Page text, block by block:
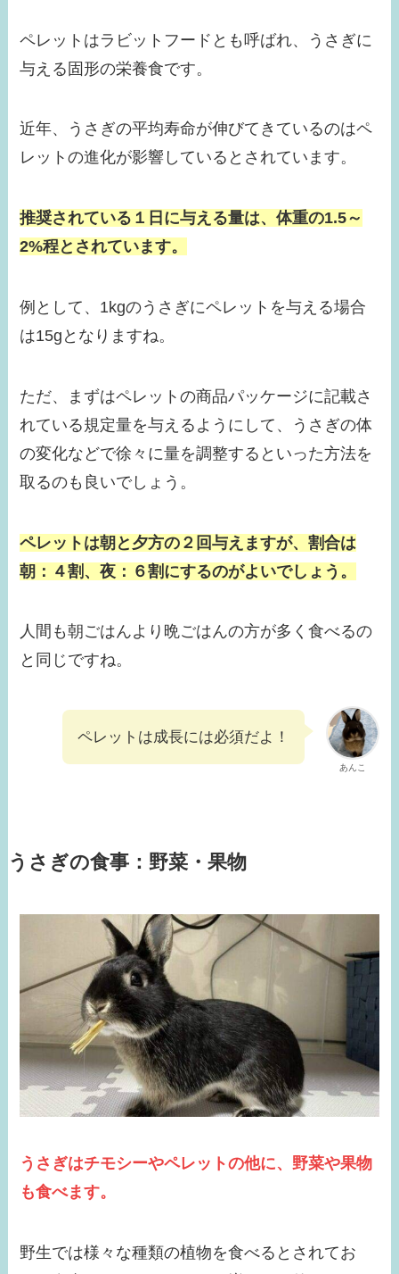
ペレットはラビットフードとも呼ばれ、うさぎに
与える固形の栄養食です。
近年、うさぎの平均寿命が伸びてきているのはペ
レットの進化が影響しているとされています。
推奨されている１日に与える量は、体重の1.5～
2%程とされています。
例として、1kgのうさぎにペレットを与える場合
は15gとなりますね。
ただ、まずはペレットの商品パッケージに記載さ
れている規定量を与えるようにして、うさぎの体
の変化などで徐々に量を調整するといった方法を
取るのも良いでしょう。
ペレットは朝と夕方の２回与えますが、割合は
朝：４割、夜：６割にするのがよいでしょう。
人間も朝ごはんより晩ごはんの方が多く食べるの
と同じですね。
あんこ
ペレットは成長には必須だよ！
うさぎの食事：野菜・果物
うさぎはチモシーやペレットの他に、野菜や果物
も食べます。
野生では様々な種類の植物を食べるとされてお